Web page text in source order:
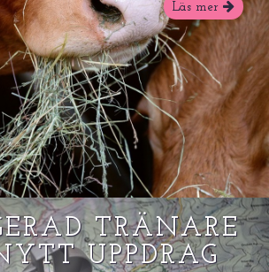
Läs mer
TRÄNARE
UPPDRAG